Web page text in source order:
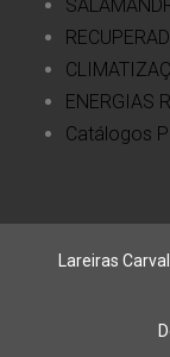
ENERGIAS
Catálogos
Lareiras